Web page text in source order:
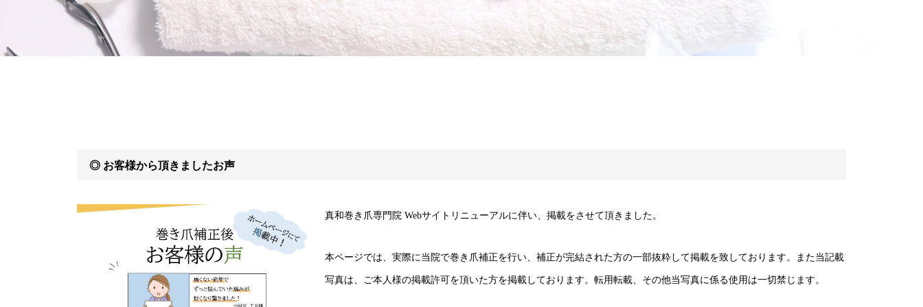
◎ お客様から頂きましたお声
真和巻き爪専門院 Webサイトリニューアルに伴い、掲載をさせて頂きました。
本ページでは、実際に当院で巻き爪補正を行い、補正が完結された方の一部抜粋して掲載を致しております。また当記載
写真は、ご本人様の掲載許可を頂いた方を掲載しております。転用転載、その他当写真に係る使用は一切禁じます。